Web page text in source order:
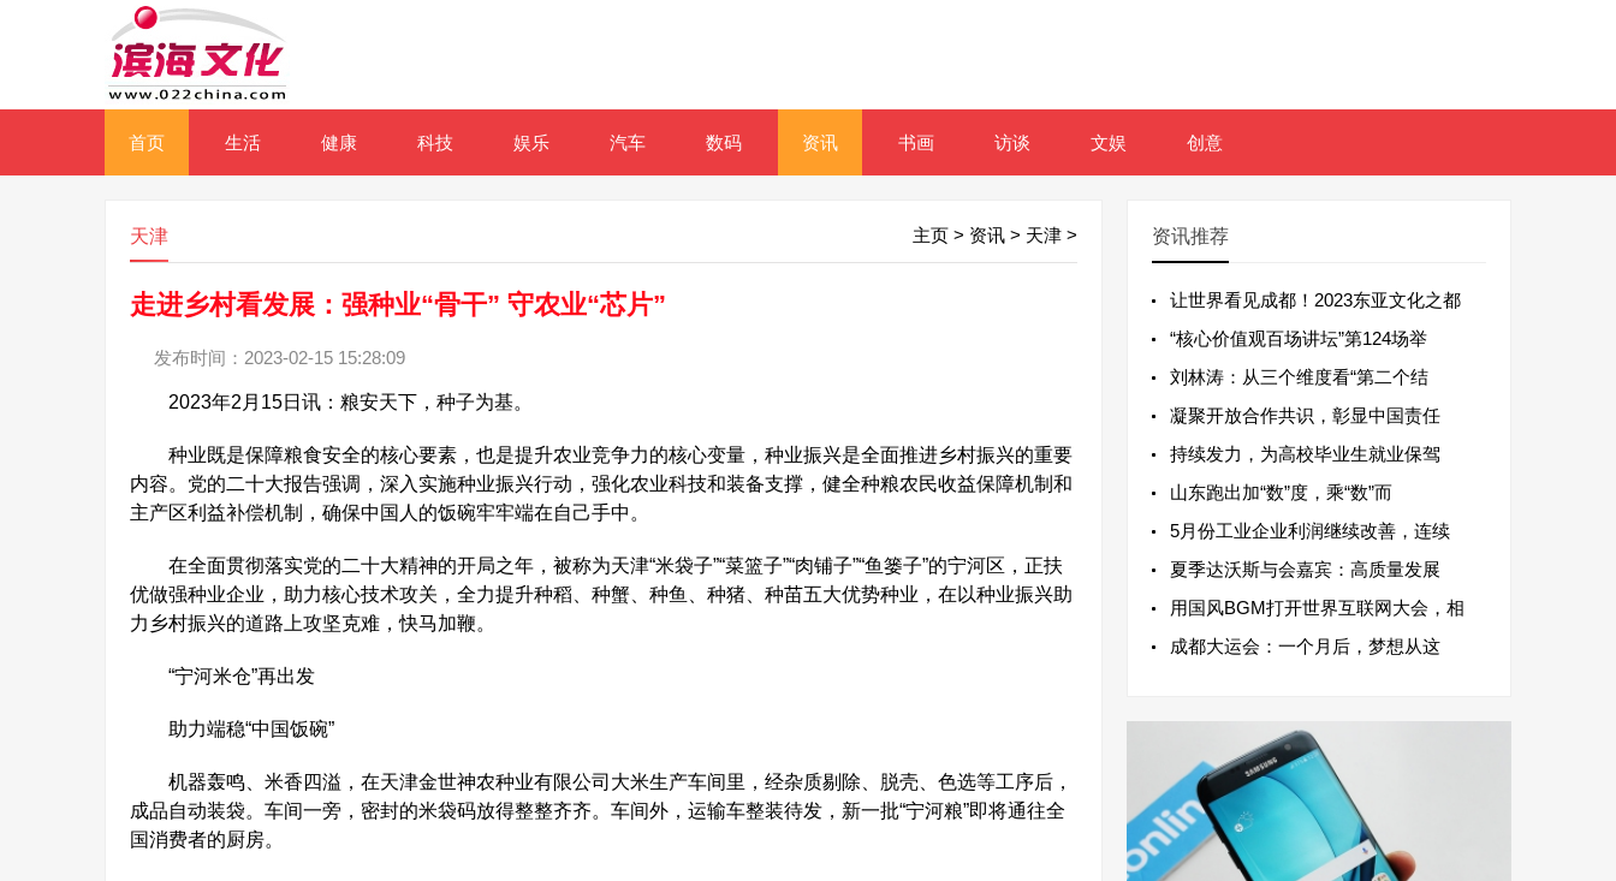
首页 生活 健康 科技 娱乐 汽车 数码 资讯 书画 访谈 文娱 创意
主页 > 资讯 > 天津 >
天津
走进乡村看发展：强种业“骨干” 守农业“芯片”
发布时间：2023-02-15 15:28:09
2023年2月15日讯：粮安天下，种子为基。
种业既是保障粮食安全的核心要素，也是提升农业竞争力的核心变量，种业振兴是全面推进乡村振兴的重要
内容。党的二十大报告强调，深入实施种业振兴行动，强化农业科技和装备支撑，健全种粮农民收益保障机制和
主产区利益补偿机制，确保中国人的饭碗牢牢端在自己手中。
在全面贯彻落实党的二十大精神的开局之年，被称为天津“米袋子”“菜篮子”“肉铺子”“鱼篓子”的宁河区，正扶
优做强种业企业，助力核心技术攻关，全力提升种稻、种蟹、种鱼、种猪、种苗五大优势种业，在以种业振兴助
力乡村振兴的道路上攻坚克难，快马加鞭。
“宁河米仓”再出发
助力端稳“中国饭碗”
机器轰鸣、米香四溢，在天津金世神农种业有限公司大米生产车间里，经杂质剔除、脱壳、色选等工序后，
成品自动装袋。车间一旁，密封的米袋码放得整整齐齐。车间外，运输车整装待发，新一批“宁河粮”即将通往全
国消费者的厨房。
资讯推荐
让世界看见成都！2023东亚文化之都
“核心价值观百场讲坛”第124场举
刘林涛：从三个维度看“第二个结
凝聚开放合作共识，彰显中国责任
持续发力，为高校毕业生就业保驾
山东跑出加“数”度，乘“数”而
5月份工业企业利润继续改善，连续
夏季达沃斯与会嘉宾：高质量发展
用国风BGM打开世界互联网大会，相
成都大运会：一个月后，梦想从这